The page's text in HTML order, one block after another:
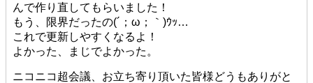
んで作り直してもらいました！
もう、限界だったの(´；ω；｀)ｳｯ…
これで更新しやすくなるよ！
よかった、まじでよかった。
ニコニコ超会議、お立ち寄り頂いた皆様どうもありがと